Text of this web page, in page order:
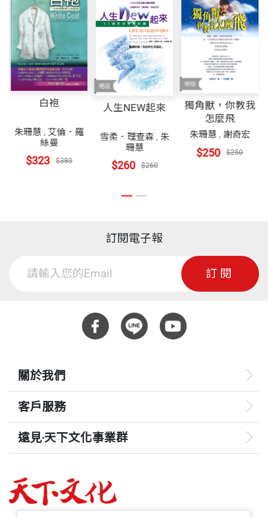
白袍
朱珊慧, 艾倫．羅
絲曼
$323 $380
人生NEW起來
雪柔．理查森, 朱
珊慧
$260 $260
獨角獸，你教我
怎麼飛
朱珊慧, 謝奇宏
$250 $250
訂閱電子報
訂閱
關於我們
客戶服務
遠見‧天下文化事業群
哈佛商業評論